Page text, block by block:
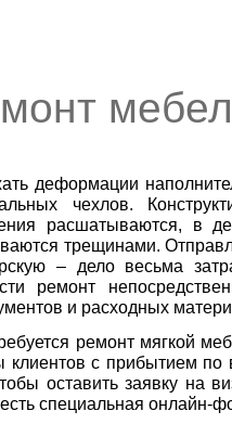
деформации
чехлов.
расшатываются, в
трещинами.
– дело весьма
ремонт
и расходных
ремонт мягкой
клиентов с прибытием по
оставить заявку на
специальная онлайн-